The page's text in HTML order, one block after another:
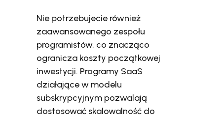
Nie potrzebujecie również
zaawansowanego zespołu
programistów, co znacząco
ogranicza koszty początkowej
inwestycji. Programy SaaS
działające w modelu
subskrypcyjnym pozwalają
dostosować skalowalność do